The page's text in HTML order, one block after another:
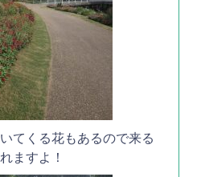
てくる花もあるので来る
ますよ！